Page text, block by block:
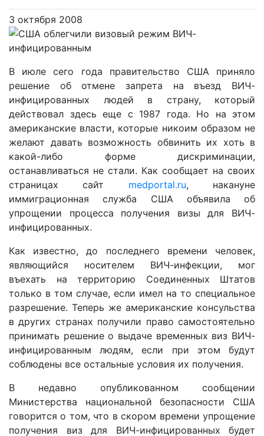
3 октября 2008
В июле сего года правительство США приняло
решение об отмене запрета на въезд ВИЧ-
инфицированных людей в страну, который
действовал здесь еще с 1987 года. Но на этом
американские власти, которые никоим образом не
желают давать возможность обвинить их хоть в
какой-либо форме дискриминации,
останавливаться не стали. Как сообщает на своих
страницах сайт medportal.ru, накануне
иммиграционная служба США объявила об
упрощении процесса получения визы для ВИЧ-
инфицированных.
Как известно, до последнего времени человек,
являющийся носителем ВИЧ-инфекции, мог
въехать на территорию Соединенных Штатов
только в том случае, если имел на то специальное
разрешение. Теперь же американские консульства
в других странах получили право самостоятельно
принимать решение о выдаче временных виз ВИЧ-
инфицированным людям, если при этом будут
соблюдены все остальные условия их получения.
В недавно опубликованном сообщении
Министерства национальной безопасности США
говорится о том, что в скором времени упрощение
получения виз для ВИЧ-инфицированных будет